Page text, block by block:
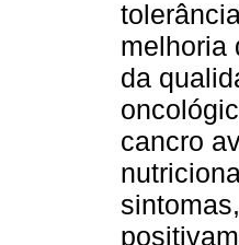
melhoria
da
cancro